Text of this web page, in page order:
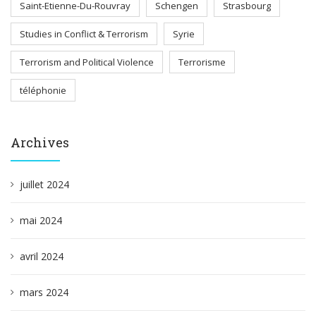
Saint-Etienne-Du-Rouvray Schengen Strasbourg
Studies in Conflict & Terrorism Syrie
Terrorism and Political Violence Terrorisme
téléphonie
Archives
juillet 2024
mai 2024
avril 2024
mars 2024